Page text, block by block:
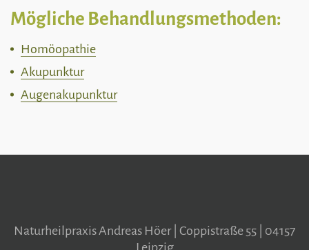
Mögliche Behandlungsmethoden:
Homöopathie
Akupunktur
Augenakupunktur
Naturheilpraxis Andreas Höer | Coppistraße 55 | 04157
Leipzig